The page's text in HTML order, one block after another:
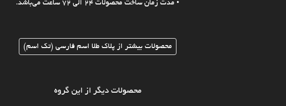
• مدت زمان ساخت محصولات 24 الی 72 ساعت می‌باشد.
محصولات بیشتر از پلاک طلا اسم فارسی (تک اسم)
محصولات دیگر از این گروه